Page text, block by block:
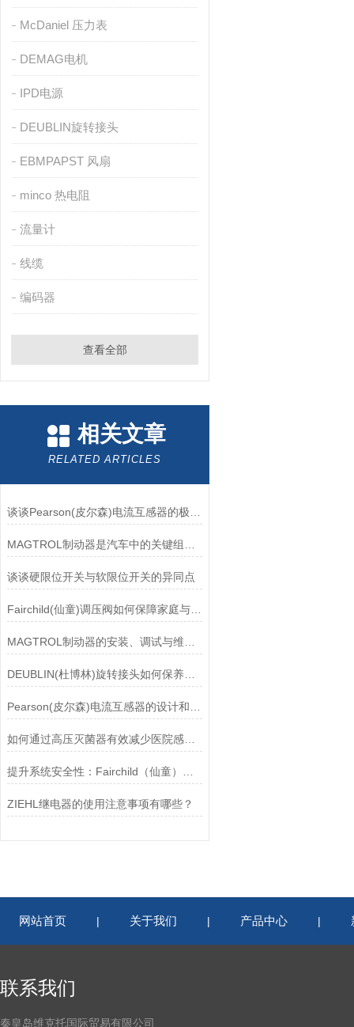
McDaniel 压力表
DEMAG电机
IPD电源
DEUBLIN旋转接头
EBMPAPST 风扇
minco 热电阻
流量计
线缆
编码器
查看全部
相关文章
RELATED ARTICLES
谈谈硬限位开关与软限位开关的异同点
Fairchild(仙童)调压阀如何保障家庭与工业安全？
DEUBLIN(杜博林)旋转接头如何保养？需要注意哪些事项？
如何通过高压灭菌器有效减少医院感染风险？
ZIEHL继电器的使用注意事项有哪些？
网站首页 | 关于我们 | 产品中心 |
联系我们
秦皇岛维克托国际贸易有限公司